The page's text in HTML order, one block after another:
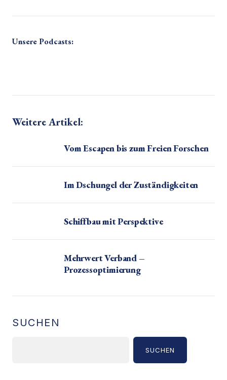
Unsere Podcasts:
Weitere Artikel:
Vom Escapen bis zum Freien Forschen
Im Dschungel der Zuständigkeiten
Schiffbau mit Perspektive
Mehrwert Verband –
Prozessoptimierung
SUCHEN
SUCHEN